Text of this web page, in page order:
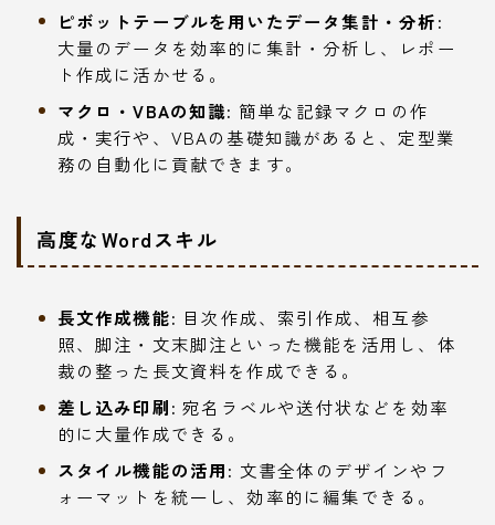
ピボットテーブルを用いたデータ集計・分析:
大量のデータを効率的に集計・分析し、レポー
ト作成に活かせる。
マクロ・VBAの知識: 簡単な記録マクロの作
成・実行や、VBAの基礎知識があると、定型業
務の自動化に貢献できます。
高度なWordスキル
長文作成機能: 目次作成、索引作成、相互参
照、脚注・文末脚注といった機能を活用し、体
裁の整った長文資料を作成できる。
差し込み印刷: 宛名ラベルや送付状などを効率
的に大量作成できる。
スタイル機能の活用: 文書全体のデザインやフ
ォーマットを統一し、効率的に編集できる。